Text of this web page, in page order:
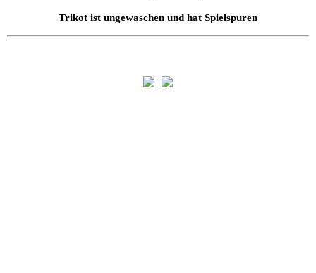
Trikot ist ungewaschen und hat Spielspuren